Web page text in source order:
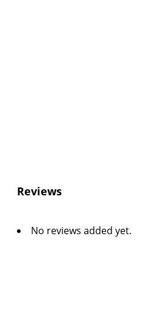
Reviews
No reviews added yet.